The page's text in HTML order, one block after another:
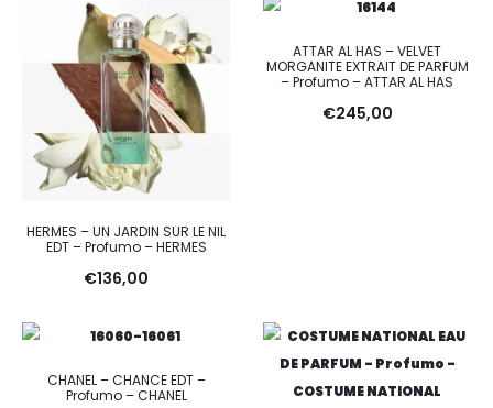
HERMES – UN JARDIN SUR LE NIL
EDT – Profumo – HERMES
€136,00
ATTAR AL HAS – VELVET
MORGANITE EXTRAIT DE PARFUM
– Profumo – ATTAR AL HAS
€245,00
CHANEL – CHANCE EDT –
Profumo – CHANEL